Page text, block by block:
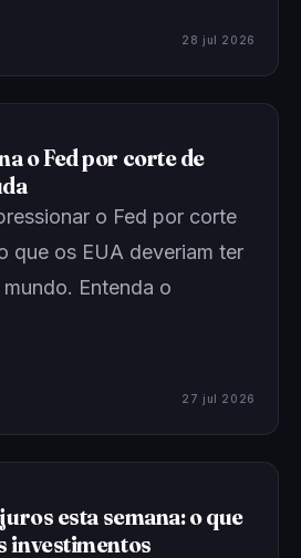
28 jul 2026
o Fed por corte de
o Fed por corte
que os EUA deveriam ter
Entenda o
27 jul 2026
esta semana: o que
investimentos